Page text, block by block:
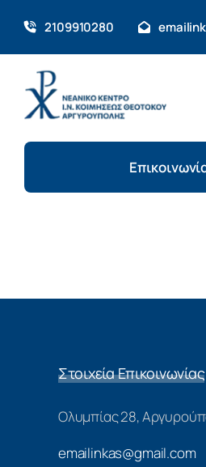
content
2109910280
Στοιχεία Επικοινωνίας
Ολυμπίας 28,
emailinkas@gmail.com